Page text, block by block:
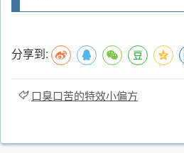
分享到:
口臭口苦的特效小偏方